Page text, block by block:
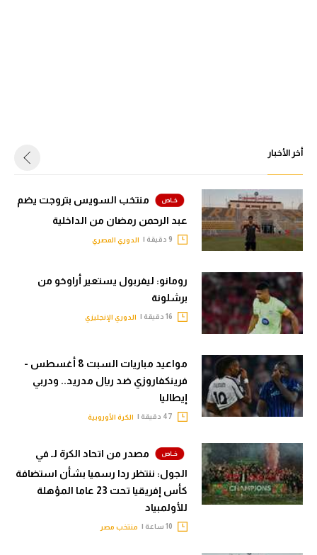
أخر الأخبار
منتخب السويس بتروجت يضم
عبد الرحمن رمضان من الداخلية
الدوري المصري
رومانو: ليفربول يستعير أراوخو من
برشلونة
الدوري الإنجليزي
مواعيد مباريات السبت 8 أغسطس -
فرينكفاروزي ضد ريال مدريد.. ودربي
إيطاليا
الكرة الأوروبية
مصدر من اتحاد الكرة لـ في
الجول: ننتظر ردا رسميا بشأن استضافة
كأس إفريقيا تحت 23 عاما المؤهلة
للأولمبياد
منتخب مصر